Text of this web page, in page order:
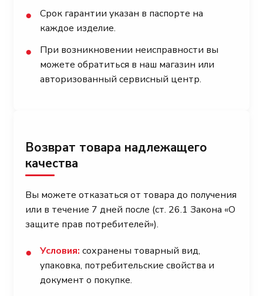
●
Срок гарантии указан в паспорте на
каждое изделие.
●
При возникновении неисправности вы
можете обратиться в наш магазин или
авторизованный сервисный центр.
Возврат товара надлежащего
качества
Вы можете отказаться от товара до получения
или в течение 7 дней после (ст. 26.1 Закона «О
защите прав потребителей»).
● Условия: сохранены товарный вид,
упаковка, потребительские свойства и
документ о покупке.